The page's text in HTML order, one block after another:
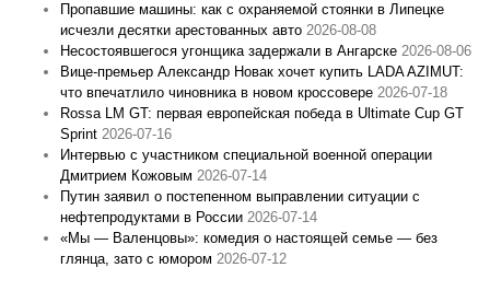
Пропавшие машины: как с охраняемой стоянки в Липецке
исчезли десятки арестованных авто 2026-08-08
Несостоявшегося угонщика задержали в Ангарске 2026-08-06
Вице‑премьер Александр Новак хочет купить LADA AZIMUT:
что впечатлило чиновника в новом кроссовере 2026-07-18
Rossa LM GT: первая европейская победа в Ultimate Cup GT
Sprint 2026-07-16
Интервью с участником специальной военной операции
Дмитрием Кожовым 2026-07-14
Путин заявил о постепенном выправлении ситуации с
нефтепродуктами в России 2026-07-14
«Мы — Валенцовы»: комедия о настоящей семье — без
глянца, зато с юмором 2026-07-12